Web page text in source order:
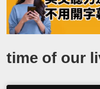
time of our